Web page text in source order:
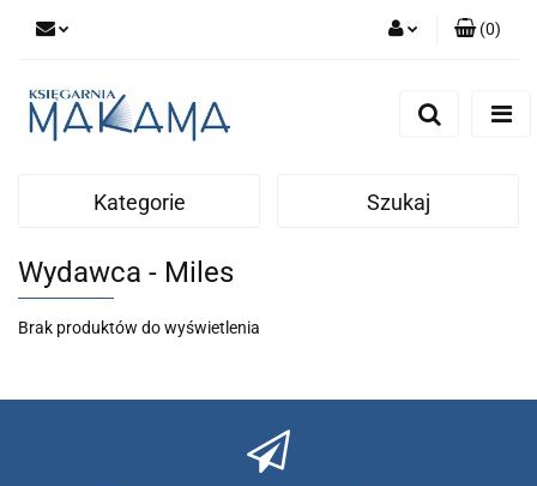
(0)
Kategorie Szukaj
Wydawca - Miles
Brak produktów do wyświetlenia